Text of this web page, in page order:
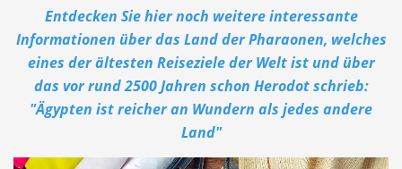
Entdecken Sie hier noch weitere interessante
Informationen über das Land der Pharaonen, welches
eines der ältesten Reiseziele der Welt ist und über
das vor rund 2500 Jahren schon Herodot schrieb:
"Ägypten ist reicher an Wundern als jedes andere
Land"